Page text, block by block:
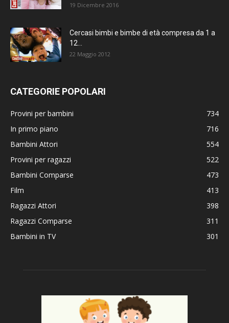
19 Dicembre 2016
Cercasi bimbi e bimbe di età compresa da 1 a
12...
22 Maggio 2012
CATEGORIE POPOLARI
Provini per bambini
734
In primo piano
716
Bambini Attori
554
Provini per ragazzi
522
Bambini Comparse
473
Film
413
Ragazzi Attori
398
Ragazzi Comparse
311
Bambini in TV
301